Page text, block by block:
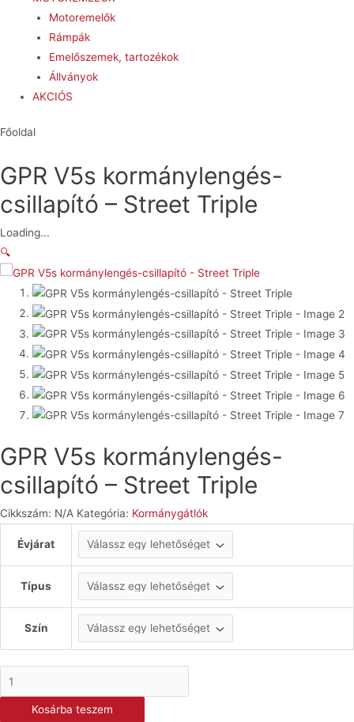
Motoremelők
Rámpák
Emelőszemek, tartozékok
Állványok
AKCIÓS
Főoldal
GPR V5s kormánylengés-
csillapító – Street Triple
Loading...
🔍
GPR V5s kormánylengés-
csillapító – Street Triple
Cikkszám: N/A Kategória: Kormánygátlók
Évjárat
Típus
Szín
GPR
V5s
kormánylengés-
Kosárba teszem